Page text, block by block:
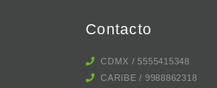
Contacto
CDMX / 5555415348
CARIBE / 9988862318